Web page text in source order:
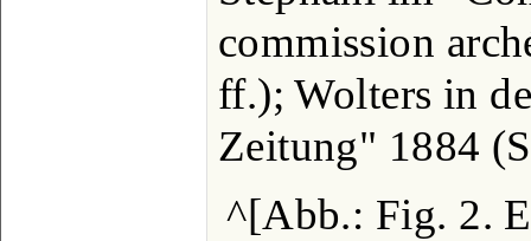
commission
ff.); Wolters in
Zeitung" 1884
^[Abb.: Fig. 2.